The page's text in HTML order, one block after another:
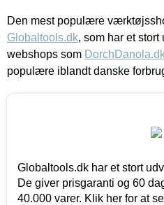
Den mest populære
Globaltools.dk, som har et
webshops som
populære iblandt danske
Globaltools.dk har et stort
De giver prisgaranti og 60
40.000 varer. Klik her for at